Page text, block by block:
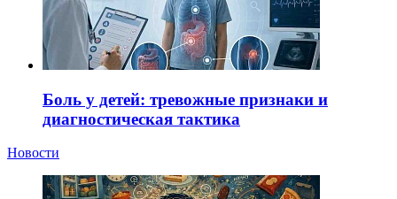
Боль у детей: тревожные признаки и
диагностическая тактика
Новости